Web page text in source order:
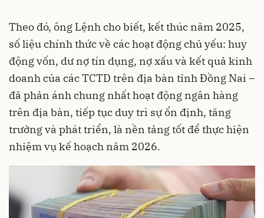
Theo đó, ông Lệnh cho biết, kết thúc năm 2025,
số liệu chính thức về các hoạt động chủ yếu: huy
động vốn, dư nợ tín dụng, nợ xấu và kết quả kinh
doanh của các TCTD trên địa bàn tỉnh Đồng Nai –
đã phản ánh chung nhất hoạt động ngân hàng
trên địa bàn, tiếp tục duy trì sự ổn định, tăng
trưởng và phát triển, là nền tảng tốt để thực hiện
nhiệm vụ kế hoạch năm 2026.